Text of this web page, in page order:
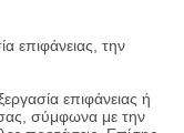
επιφάνειας, την
επιφάνειας ή
σύμφωνα με την